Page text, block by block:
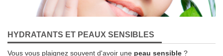
HYDRATANTS ET PEAUX SENSIBLES
Vous vous plaignez souvent d'avoir une peau sensible ?